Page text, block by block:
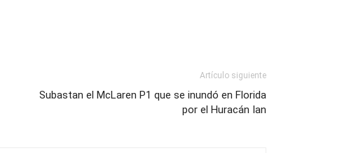
Artículo siguiente
Subastan el McLaren P1 que se inundó en Florida
por el Huracán Ian